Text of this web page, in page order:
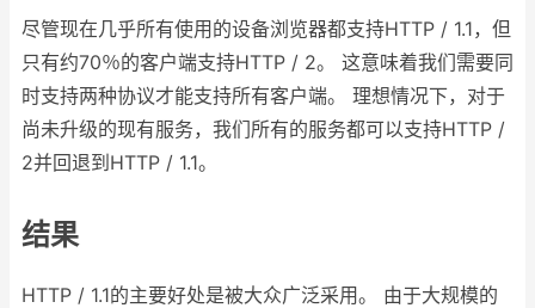
尽管现在几乎所有使用的设备浏览器都支持HTTP / 1.1，但
只有约70％的客户端支持HTTP / 2。 这意味着我们需要同
时支持两种协议才能支持所有客户端。 理想情况下，对于
尚未升级的现有服务，我们所有的服务都可以支持HTTP /
2并回退到HTTP / 1.1。
结果
HTTP / 1.1的主要好处是被大众广泛采用。 由于大规模的